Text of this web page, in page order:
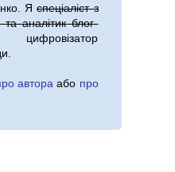
. Яспеціаліст з
аналітик блог-
автораабо про